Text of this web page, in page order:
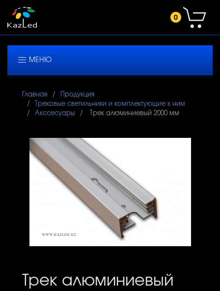
0
МЕНЮ
Главная
Продукция
Трековые светильники и комплектующие к ним
Акссесуары
Трек алюминиевый 2000 мм
Трек алюминиевый